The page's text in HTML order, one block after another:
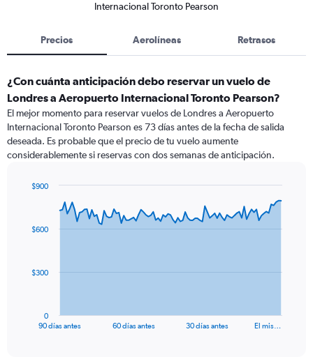
Internacional Toronto Pearson
Precios Aerolíneas Retrasos
¿Con cuánta anticipación debo reservar un vuelo de
Londres a Aeropuerto Internacional Toronto Pearson?
El mejor momento para reservar vuelos de Londres a Aeropuerto
Internacional Toronto Pearson es 73 días antes de la fecha de salida
deseada. Es probable que el precio de tu vuelo aumente
considerablemente si reservas con dos semanas de anticipación.
data
The
90 días antes 60 días antes 30 días antes El mis…
0
$300
$600
$900